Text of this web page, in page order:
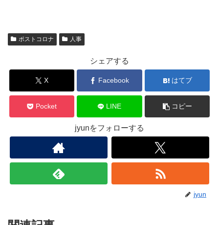
ポストコロナ 人事
シェアする
X Facebook はてブ
Pocket LINE コピー
jyunをフォローする
jyun